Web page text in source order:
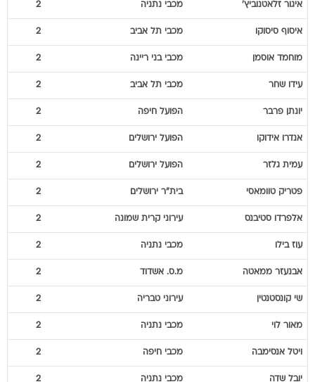
איגור זלאטנוביץ' מכבי נתניה 2
איסוף סיסוקו מכבי תל אביב 2
מוחמד אוסמן מכבי בני ריינה 2
עידו שחר מכבי תל אביב 2
יונתן פרבר הפועל חיפה 2
אנדרו אידוקו הפועל ירושלים 2
עמית גלזר הפועל ירושלים 2
פטריק טוומאסי בית"ר ירושלים 2
אלפרדו סטיבנס עירוני קרית שמונה 2
עוז בילו מכבי נתניה 2
אבנעזר ממאטה מ.ס. אשדוד 2
שי קונסטנטין עירוני טבריה 2
מאור לוי מכבי נתניה 2
ויטל אנסימבה מכבי חיפה 2
יובל שדה מכבי נתניה 2